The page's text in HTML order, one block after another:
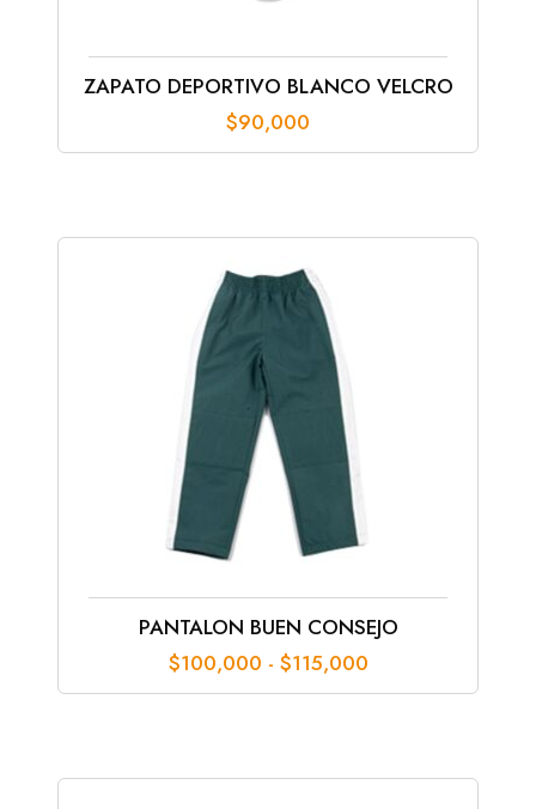
ZAPATO DEPORTIVO BLANCO VELCRO
$90,000
PANTALON BUEN CONSEJO
$100,000 - $115,000Rango
de
hasta